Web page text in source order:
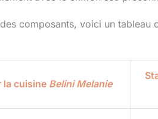
composants, voici un
la cuisine Belini Melanie